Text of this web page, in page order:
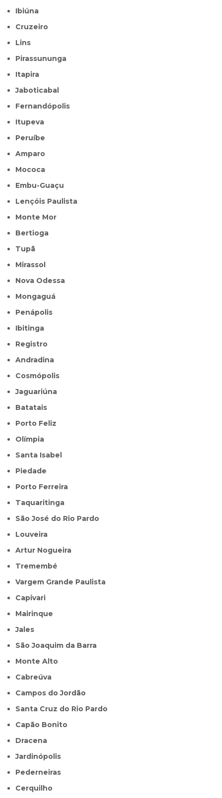
Ibiúna
Cruzeiro
Lins
Pirassununga
Itapira
Jaboticabal
Fernandópolis
Itupeva
Peruíbe
Amparo
Mococa
Embu-Guaçu
Lençóis Paulista
Monte Mor
Bertioga
Tupã
Mirassol
Nova Odessa
Mongaguá
Penápolis
Ibitinga
Registro
Andradina
Cosmópolis
Jaguariúna
Batatais
Porto Feliz
Olímpia
Santa Isabel
Piedade
Porto Ferreira
Taquaritinga
São José do Rio Pardo
Louveira
Artur Nogueira
Tremembé
Vargem Grande Paulista
Capivari
Mairinque
Jales
São Joaquim da Barra
Monte Alto
Cabreúva
Campos do Jordão
Santa Cruz do Rio Pardo
Capão Bonito
Dracena
Jardinópolis
Pederneiras
Cerquilho